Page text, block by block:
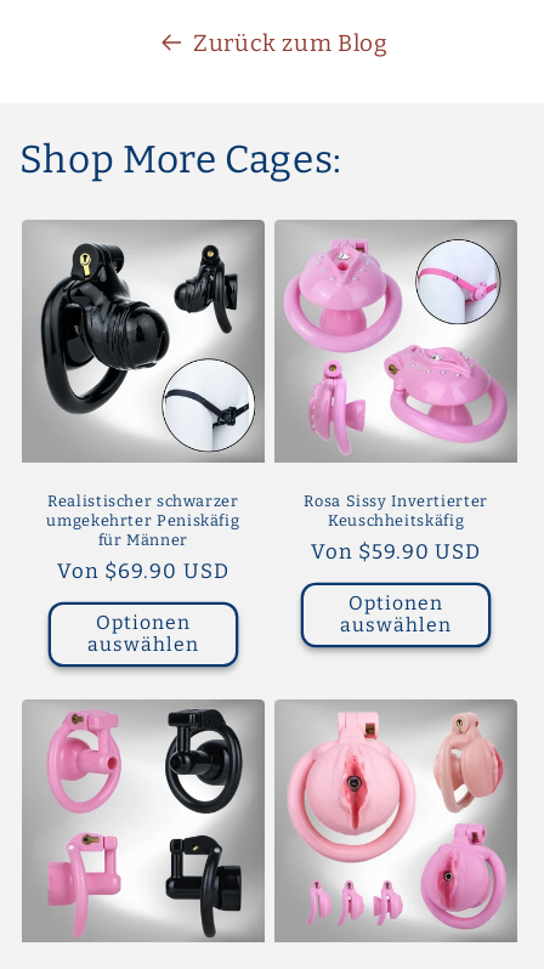
Zurück zum Blog
Shop More Cages:
Realistischer schwarzer
umgekehrter Peniskäfig
für Männer
Normaler
Preis
Von $69.90 USD
Optionen
auswählen
Rosa Sissy Invertierter
Keuschheitskäfig
Normaler
Preis
Von $59.90 USD
Optionen
auswählen